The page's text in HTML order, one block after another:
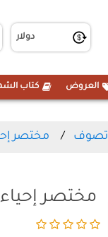
العروض كتاب
تصوف مختصر
مختصر إحياء